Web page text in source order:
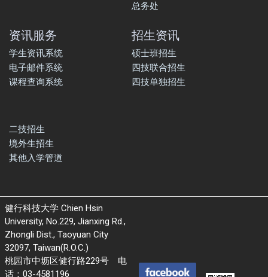
总务处
资讯服务
学生资讯系统
电子邮件系统
课程查询系统
招生资讯
硕士班招生
四技联合招生
四技单独招生
二技招生
境外生招生
其他入学管道
健行科技大学 Chien Hsin
University, No.229, Jianxing Rd.,
Zhongli Dist., Taoyuan City
32097, Taiwan(R.O.C.)
桃园市中坜区健行路229号 电
话：03-4581196